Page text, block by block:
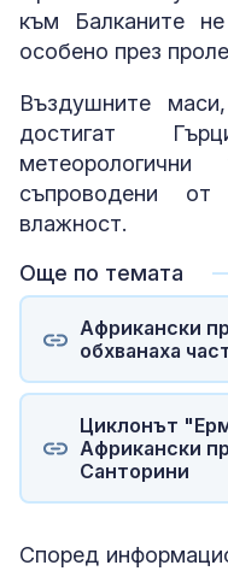
към Балканите
особено през
Въздушните
достигат
съпроводени
влажност.
Още по темата
Африкански
обхванаха
Циклонът
Африкански
Санторини
Според